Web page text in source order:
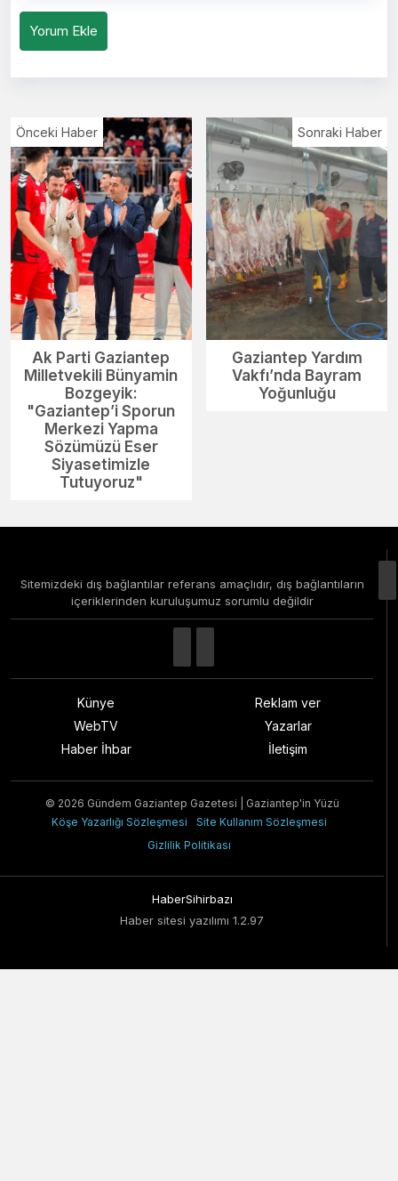
Yorum Ekle
Önceki Haber
Ak Parti Gaziantep
Milletvekili Bünyamin
Bozgeyik:
"Gaziantep’i Sporun
Merkezi Yapma
Sözümüzü Eser
Siyasetimizle
Tutuyoruz"
Sonraki Haber
Gaziantep Yardım
Vakfı’nda Bayram
Yoğunluğu
Sitemizdeki dış bağlantılar referans amaçlıdır, dış bağlantıların
içeriklerinden kuruluşumuz sorumlu değildir
Künye
WebTV
Haber İhbar
Reklam ver
Yazarlar
İletişim
© 2026 Gündem Gaziantep Gazetesi | Gaziantep'in Yüzü
Köşe Yazarlığı Sözleşmesi
Site Kullanım Sözleşmesi
Gizlilik Politikası
HaberSihirbazı
Haber sitesi yazılımı 1.2.97